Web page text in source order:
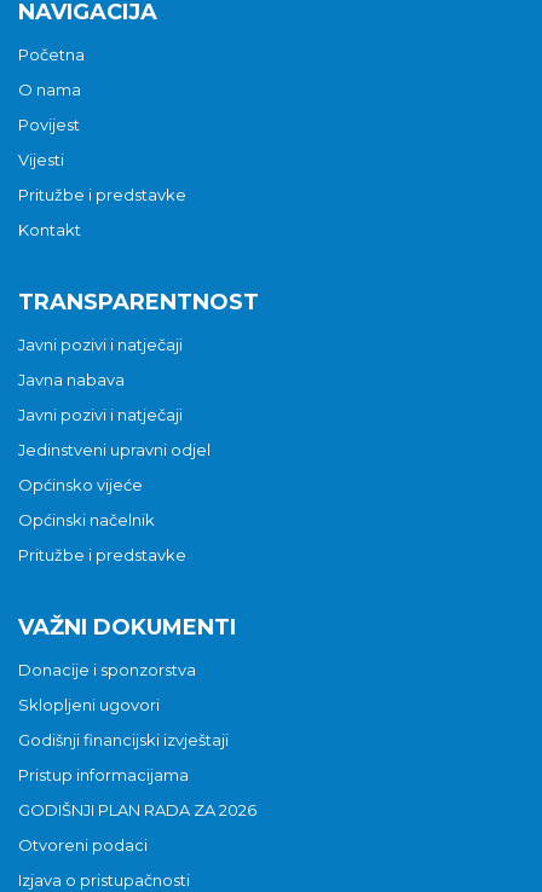
NAVIGACIJA
Početna
O nama
Povijest
Vijesti
Pritužbe i predstavke
Kontakt
TRANSPARENTNOST
Javni pozivi i natječaji
Javna nabava
Javni pozivi i natječaji
Jedinstveni upravni odjel
Općinsko vijeće
Općinski načelnik
Pritužbe i predstavke
VAŽNI DOKUMENTI
Donacije i sponzorstva
Sklopljeni ugovori
Godišnji financijski izvještaji
Pristup informacijama
GODIŠNJI PLAN RADA ZA 2026
Otvoreni podaci
Izjava o pristupačnosti